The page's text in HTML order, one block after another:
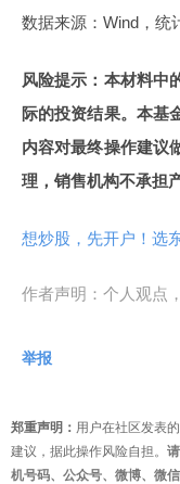
数据来源：Wind，统
风险提示：本材料中
际的投资结果。本基
内容对最终操作建议
理，销售机构不承担
想炒股，先开户！选
作者声明：个人观点
举报
郑重声明： 用户在社区发表
建议，据此操作风险自担。
机号码、公众号、微博、微